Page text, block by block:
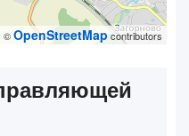
| ©OpenStreetMap contributors